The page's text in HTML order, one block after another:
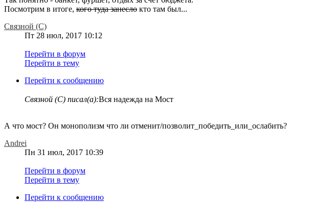
Посмотрим в итоге, кого туда занесло кто там был...
Связной (С)
Пт 28 июл, 2017 10:12
Перейти в форум
Перейти в тему
Перейти к сообщению
Связной (С) писал(а):Вся надежда на Мост
А что мост? Он монополизм что ли отменит/позволит_победить_или_ослабить?
Andrei
Пн 31 июл, 2017 10:39
Перейти в форум
Перейти в тему
Перейти к сообщению